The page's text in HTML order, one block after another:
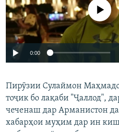
Auto 240p
720p
Феълан кор
0:00
Пирӯзии Сулаймон
тоҷик бо лақаби "Ҷаллод",
чеченаш дар Арманистон
хабарҳои муҳим дар ин